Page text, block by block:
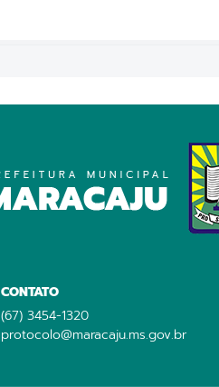
CONTATO
(67) 3454-1320
protocolo@maracaju.ms.gov.br